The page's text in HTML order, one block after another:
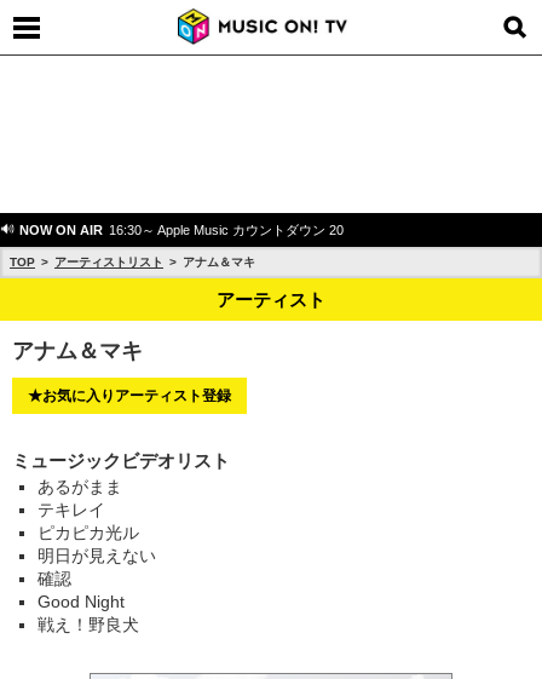
NOW ON AIR 16:30～ Apple Music カウントダウン 20
TOP アーティストリスト アナム＆マキ
アーティスト
アナム＆マキ
★お気に入りアーティスト登録
ミュージックビデオリスト
あるがまま
テキレイ
ピカピカ光ル
明日が見えない
確認
Good Night
戦え！野良犬